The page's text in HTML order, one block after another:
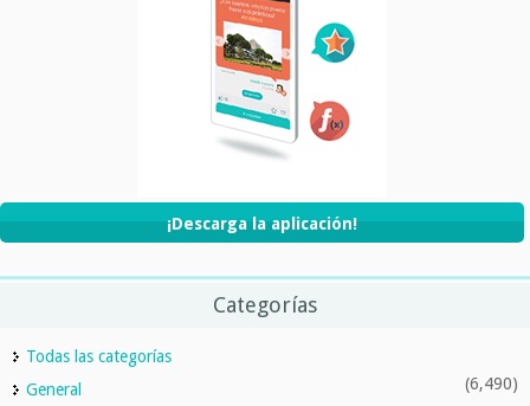
¡Descarga la aplicación!
Categorías
Todas las categorías
General
(6,490)